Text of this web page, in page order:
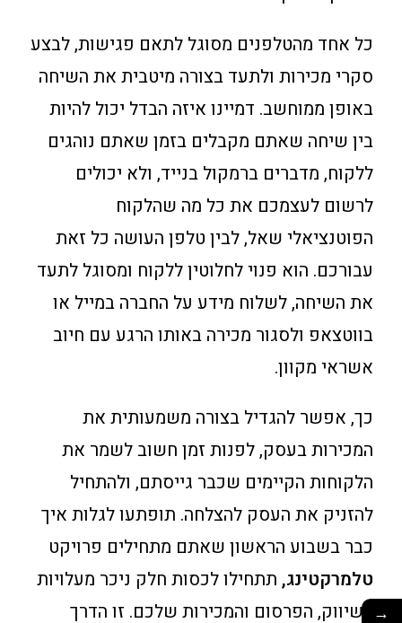
כל אחד מהטלפנים מסוגל לתאם פגישות, לבצע
סקרי מכירות ולתעד בצורה מיטבית את השיחה
באופן ממוחשב. דמיינו איזה הבדל יכול להיות
בין שיחה שאתם מקבלים בזמן שאתם נוהגים
ללקוח, מדברים ברמקול בנייד, ולא יכולים
לרשום לעצמכם את כל מה שהלקוח
הפוטנציאלי שאל, לבין טלפן העושה כל זאת
עבורכם. הוא פנוי לחלוטין ללקוח ומסוגל לתעד
את השיחה, לשלוח מידע על החברה במייל או
בווטצאפ ולסגור מכירה באותו הרגע עם חיוב
אשראי מקוון.
כך, אפשר להגדיל בצורה משמעותית את
המכירות בעסק, לפנות זמן חשוב לשמר את
הלקוחות הקיימים שכבר גייסתם, ולהתחיל
להזניק את העסק להצלחה. תופתעו לגלות איך
כבר בשבוע הראשון שאתם מתחילים פרויקט
טלמרקטינג, תתחילו לכסות חלק ניכר מעלויות
השיווק, הפרסום והמכירות שלכם. זו הדרך →